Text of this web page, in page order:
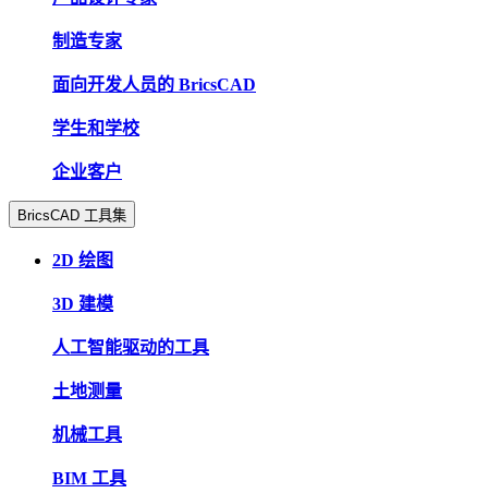
制造专家
面向开发人员的 BricsCAD
学生和学校
企业客户
BricsCAD 工具集
2D 绘图
3D 建模
人工智能驱动的工具
土地测量
机械工具
BIM 工具